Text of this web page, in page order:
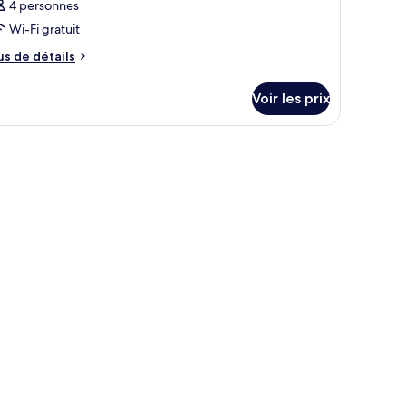
4 personnes
Wi-Fi gratuit
de détails
Voir les prix